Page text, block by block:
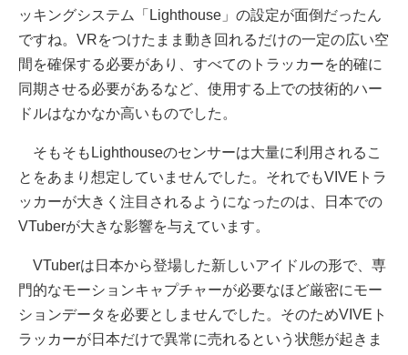
ッキングシステム「Lighthouse」の設定が面倒だったん
ですね。VRをつけたまま動き回れるだけの一定の広い空
間を確保する必要があり、すべてのトラッカーを的確に
同期させる必要があるなど、使用する上での技術的ハー
ドルはなかなか高いものでした。
そもそもLighthouseのセンサーは大量に利用されるこ
とをあまり想定していませんでした。それでもVIVEトラ
ッカーが大きく注目されるようになったのは、日本での
VTuberが大きな影響を与えています。
VTuberは日本から登場した新しいアイドルの形で、専
門的なモーションキャプチャーが必要なほど厳密にモー
ションデータを必要としませんでした。そのためVIVEト
ラッカーが日本だけで異常に売れるという状態が起きま